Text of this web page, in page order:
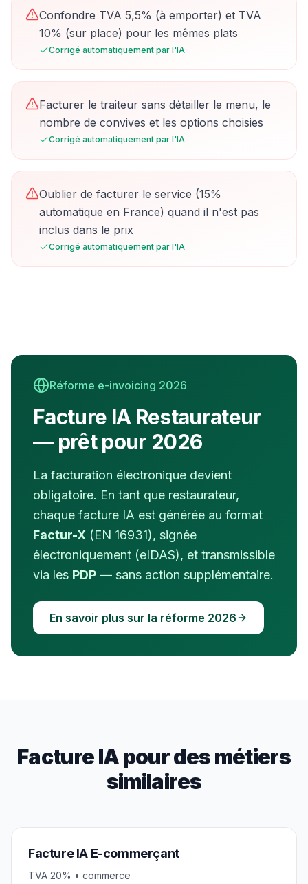
Confondre TVA 5,5% (à emporter) et TVA
10% (sur place) pour les mêmes plats
Corrigé automatiquement par l'IA
Facturer le traiteur sans détailler le menu, le
nombre de convives et les options choisies
Corrigé automatiquement par l'IA
Oublier de facturer le service (15%
automatique en France) quand il n'est pas
inclus dans le prix
Corrigé automatiquement par l'IA
Réforme e-invoicing 2026
Facture IA Restaurateur
— prêt pour 2026
La facturation électronique devient
obligatoire. En tant que restaurateur,
chaque facture IA est générée au format
Factur-X (EN 16931), signée
électroniquement (eIDAS), et transmissible
via les PDP — sans action supplémentaire.
En savoir plus sur la réforme 2026
Facture IA pour des métiers
similaires
Facture IA E-commerçant
TVA 20% • commerce